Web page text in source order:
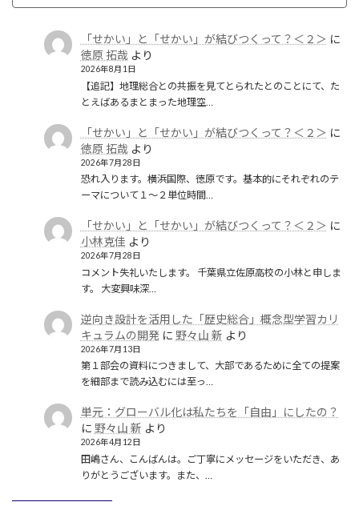
「せかい」と「せかい」が結びつくって？＜２＞ に
徳原 拓哉 より
2026年8月1日
【追記】地理総合との共振を見てとられたとのことにて、た
とえばあるまとまった地理空…
「せかい」と「せかい」が結びつくって？＜２＞ に
徳原 拓哉 より
2026年7月28日
恐れ入ります。横浜国際、徳原です。基本的にそれぞれのテ
ーマについて１〜２単位時間…
「せかい」と「せかい」が結びつくって？＜２＞ に
小林克佳 より
2026年7月28日
コメント失礼いたします。 千葉県立佐原高校の小林と申しま
す。 大変興味深…
逆向き設計を活用した「歴史総合」概念型学習カリ
キュラムの開発に 野々山 新 より
2026年7月13日
第１部会の資料につきまして、大部であるために全ての提案
を細部まで読み込むには至っ…
単元：グローバル化は私たちを「自由」にしたの？
に 野々山 新 より
2026年4月12日
田嶋さん、こんばんは。ご丁寧にメッセージをいただき、あ
りがとうございます。また、…